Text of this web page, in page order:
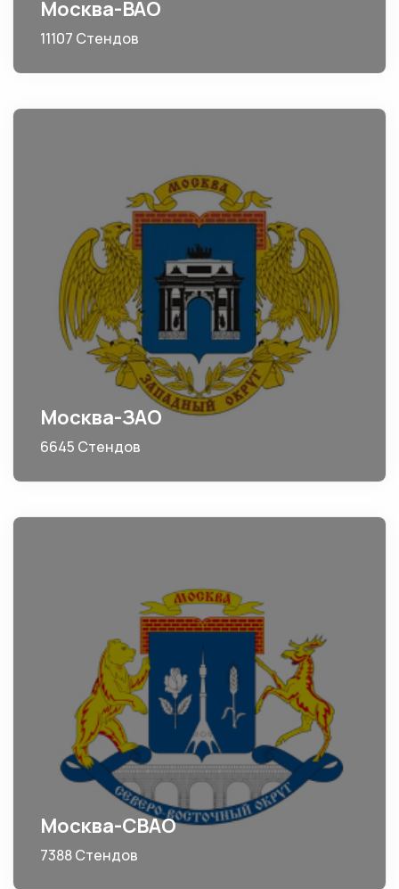
Москва-ВАО
11107 Стендов
Москва-ЗАО
6645 Стендов
Москва-СВАО
7388 Стендов